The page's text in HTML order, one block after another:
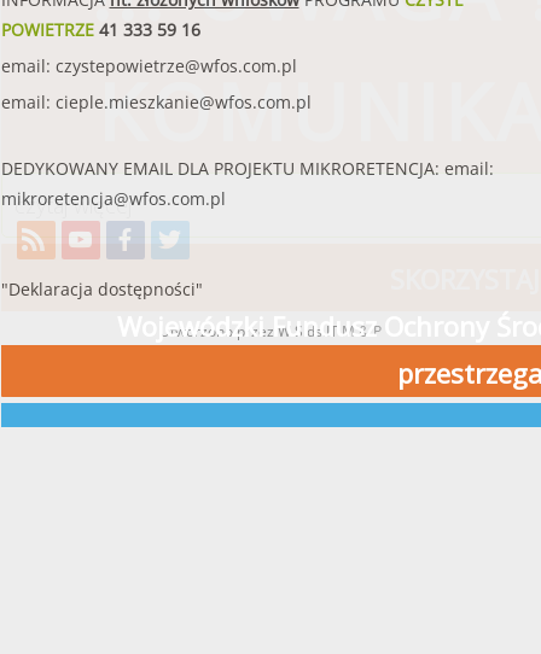
czytaj więcej
Wojewódzki Fundusz Ochrony
POWIETRZE41 333 59 16
email: czystepowietrze@wfos.com.pl
email: cieple.mieszkanie@wfos.com.pl
DEDYKOWANY EMAIL DLA PROJEKTU MIKRORETENCJA: email:
mikroretencja@wfos.com.pl
"Deklaracja dostępności"
Utworzono przez W.S.ds.IT M & P